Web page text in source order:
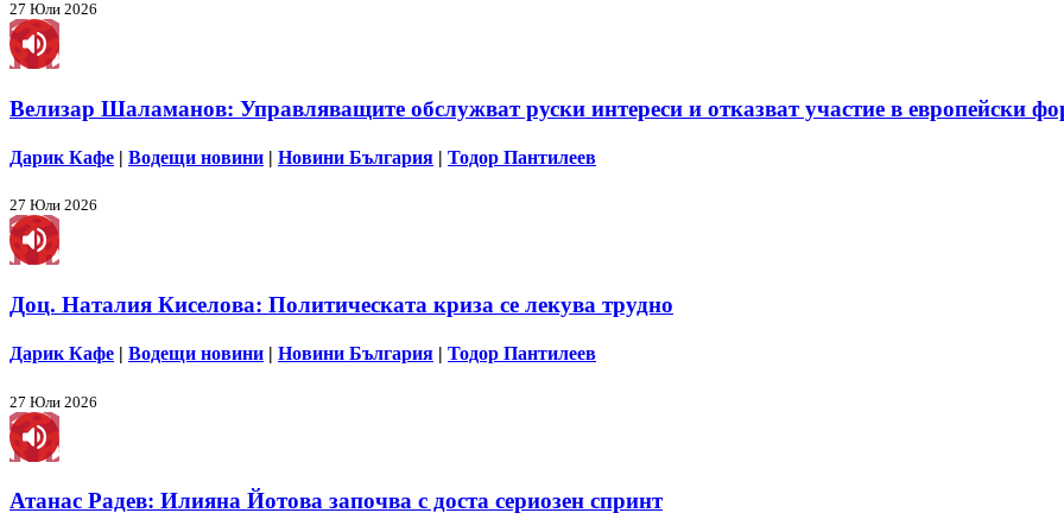
27 Юли 2026
Велизар Шаламанов: Управляващите обслужват руски интереси и отказват участие в европейски
Дарик Кафе | Водещи новини | Новини България | Тодор Пантилеев
27 Юли 2026
Доц. Наталия Киселова: Политическата криза се лекува трудно
Дарик Кафе | Водещи новини | Новини България | Тодор Пантилеев
27 Юли 2026
Атанас Радев: Илияна Йотова започва с доста сериозен спринт